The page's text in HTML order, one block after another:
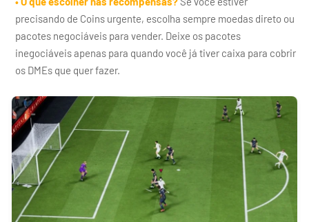
precisando de Coins urgente, escolha sempre moedas direto ou
pacotes negociáveis para vender. Deixe os pacotes
inegociáveis apenas para quando você já tiver caixa para cobrir
os DMEs que quer fazer.